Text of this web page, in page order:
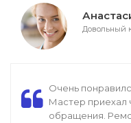
Довольный
Очень
Мастер приехал
обращения.